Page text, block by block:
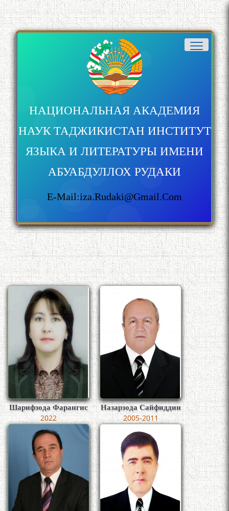
НАЦИОНАЛЬНАЯ АКАДЕМИЯ
НАУК ТАДЖИКИСТАН ИНСТИТУТ
ЯЗЫКА И ЛИТЕРАТУРЫ ИМЕНИ
АБУАБДУЛЛОХ РУДАКИ
E-Mail:iza.rudaki@gmail.com
Шарифзода Фарангис
2022
Назарзода Сайфиддин
2005-2011